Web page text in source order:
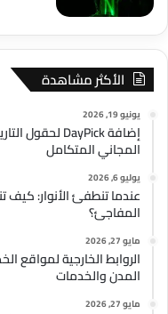
الأكثر مشاهدة
يونيو 19, 2026
المجاني المتكامل
يوليو 6, 2026
المفاجئ؟
مايو 27, 2026
الروابط الخارجية لمواقع
المدن والخدمات
مايو 27, 2026